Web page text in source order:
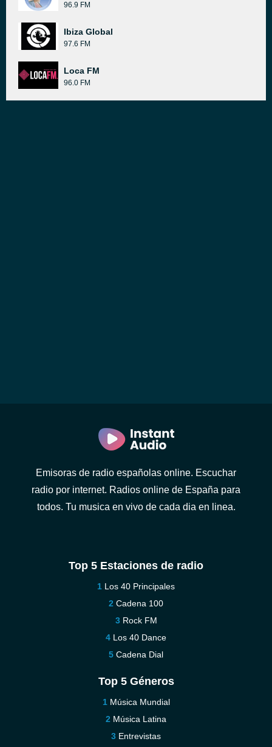
96.9 FM
Ibiza Global
97.6 FM
Loca FM
96.0 FM
Emisoras de radio españolas online. Escuchar
radio por internet. Radios online de España para
todos. Tu musica en vivo de cada dia en linea.
Top 5 Estaciones de radio
Los 40 Principales
Cadena 100
Rock FM
Los 40 Dance
Cadena Dial
Top 5 Géneros
Música Mundial
Música Latina
Entrevistas